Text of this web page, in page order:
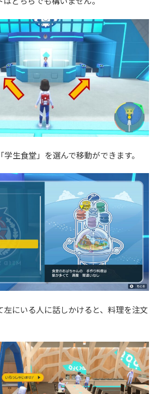
生食堂」を選んで移動ができます。
左にいる人に話しかけると、料理を注文